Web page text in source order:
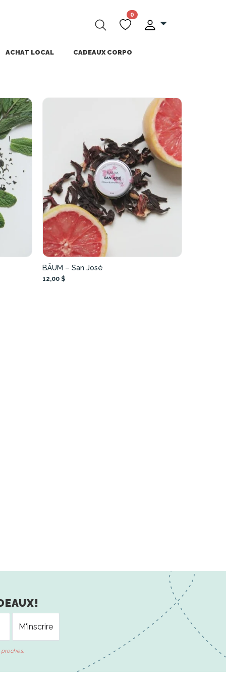
0
ACHAT LOCAL CADEAUX CORPO
BÄUM – San José
12,00 $